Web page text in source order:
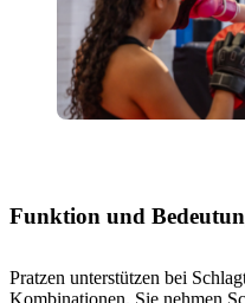
Funktion und
Pratzen unterstützen bei
Kombinationen. Sie nehmen